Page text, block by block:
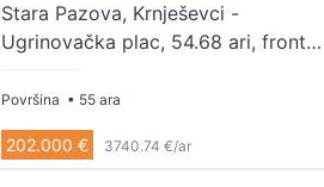
Stara Pazova, Krnješevci -
Ugrinovačka plac, 54.68 ari, front
plac u centru Krnješevaca, sa
izlazom na glavnu ulicu, dimenzija
26x210 metara. Na placu je
Površina • 55 ara
202.000 € 3740.74 €/ar